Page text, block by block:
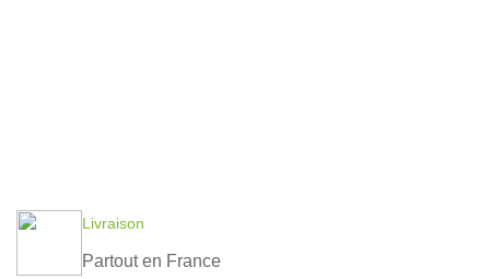
Livraison
Partout en France